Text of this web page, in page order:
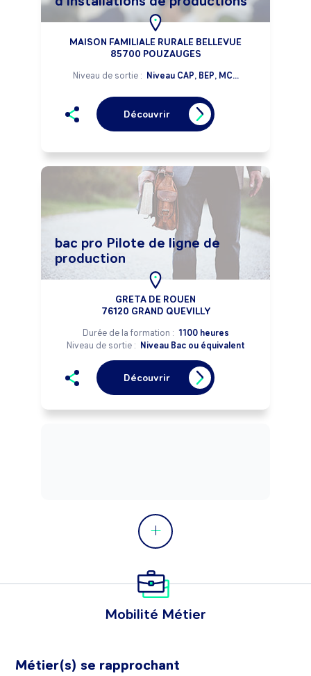
MAISON FAMILIALE RURALE BELLEVUE
85700 POUZAUGES
Niveau de sortie : Niveau CAP, BEP, MC...
Découvrir
bac pro Pilote de ligne de
production
GRETA DE ROUEN
76120 GRAND QUEVILLY
Durée de la formation : 1100 heures
Niveau de sortie : Niveau Bac ou équivalent
Découvrir
Mobilité Métier
Métier(s) se rapprochant